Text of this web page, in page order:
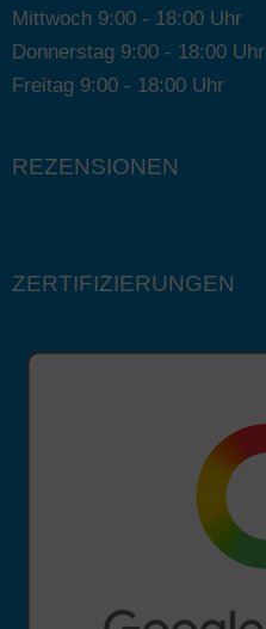
Mittwoch 9:00 - 18:00 Uhr
Donnerstag 9:00 - 18:00 Uhr
Freitag 9:00 - 18:00 Uhr
REZENSIONEN
ZERTIFIZIERUNGEN